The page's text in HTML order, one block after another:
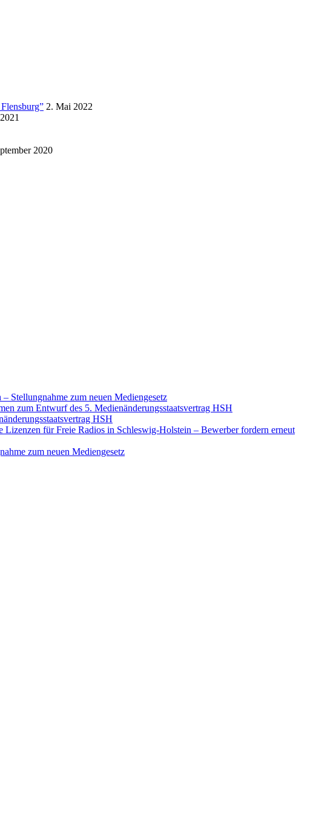
2. Mai 2022
2020
Stellungnahme zum neuen Mediengesetz
zum Entwurf des 5. Medienänderungsstaatsvertrag HSH
HSH
Lizenzen für Freie Radios in Schleswig-Holstein – Bewerber fordern erneut
zum neuen Mediengesetz